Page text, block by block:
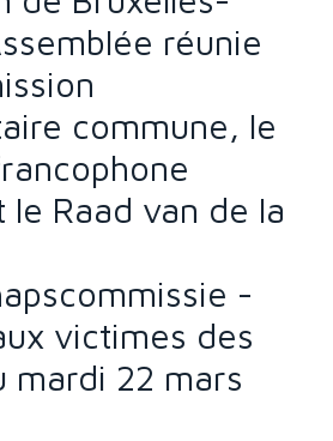
réunie
commune, le
le Raad van de la
-
victimes des
mardi 22 mars